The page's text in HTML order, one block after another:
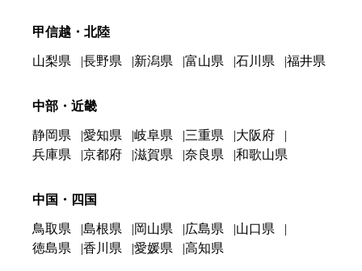
甲信越・北陸
山梨県 長野県 新潟県 富山県 石川県 福井県
中部・近畿
静岡県 愛知県 岐阜県 三重県
大阪府
兵庫県
京都府 滋賀県 奈良県 和歌山県
中国・四国
鳥取県 島根県 岡山県 広島県
山口県
徳島県
香川県 愛媛県 高知県